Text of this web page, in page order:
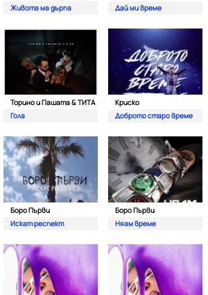
Живота ма дърпа
Дай ми време
Торино и Пашата & ТИТА
Гола
Криско
Доброто старо време
Боро Първи
Искат респект
Боро Първи
Няам време